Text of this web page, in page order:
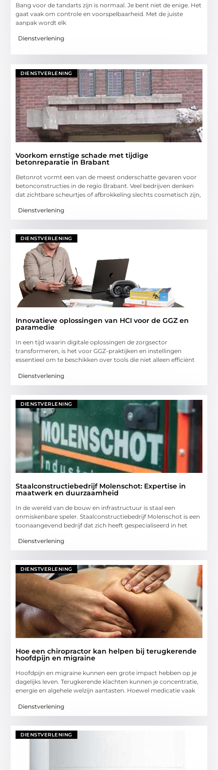
Bang voor de tandarts zijn is normaal. Je bent niet de enige. Het
gaat vaak om controle en voorspelbaarheid. Met de juiste
aanpak wordt elk
Dienstverlening
DIENSTVERLENING
Voorkom ernstige schade met tijdige
betonreparatie in Brabant
Betonrot vormt een van de meest onderschatte gevaren voor
betonconstructies in de regio Brabant. Veel bedrijven denken
dat zichtbare scheurtjes of afbrokkeling slechts cosmetisch zijn,
Dienstverlening
DIENSTVERLENING
Innovatieve oplossingen van HCI voor de GGZ en
paramedie
In een tijd waarin digitale oplossingen de zorgsector
transformeren, is het voor GGZ-praktijken en instellingen
essentieel om te beschikken over tools die niet alleen efficiënt
Dienstverlening
DIENSTVERLENING
Staalconstructiebedrijf Molenschot: Expertise in
maatwerk en duurzaamheid
In de wereld van de bouw en infrastructuur is staal een
onmiskenbare speler. Staalconstructiebedrijf Molenschot is een
toonaangevend bedrijf dat zich heeft gespecialiseerd in het
Dienstverlening
DIENSTVERLENING
Hoe een chiropractor kan helpen bij terugkerende
hoofdpijn en migraine
Hoofdpijn en migraine kunnen een grote impact hebben op je
dagelijks leven. Terugkerende klachten kunnen je concentratie,
energie en algehele welzijn aantasten. Hoewel medicatie vaak
Dienstverlening
DIENSTVERLENING